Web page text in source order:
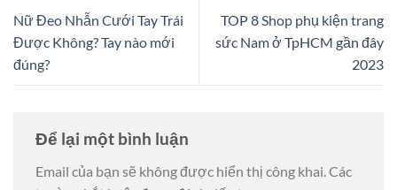
Nữ Đeo Nhẫn Cưới Tay Trái
Được Không? Tay nào mới
đúng?
TOP 8 Shop phụ kiện trang
sức Nam ở TpHCM gần đây
2023
Để lại một bình luận
Email của bạn sẽ không được hiển thị công khai.Các